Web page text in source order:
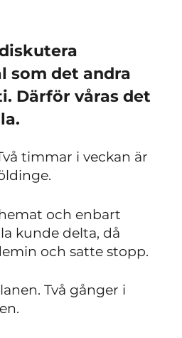
som det andra
Därför våras det
timmar i veckan är
och enbart
kunde delta, då
och satte stopp.
Två gånger i